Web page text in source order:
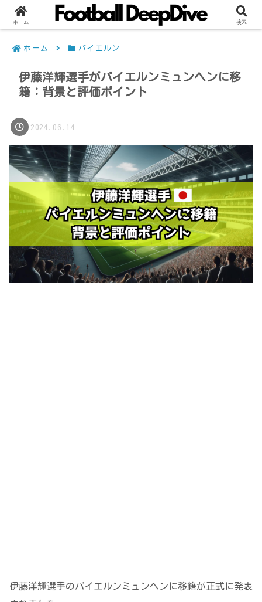
ホーム バイエルン
伊藤洋輝選手がバイエルンミュンヘンに移
籍：背景と評価ポイント
2024.06.14
伊藤洋輝選手のバイエルンミュンヘンに移籍が正式に発表
ホーム 検索